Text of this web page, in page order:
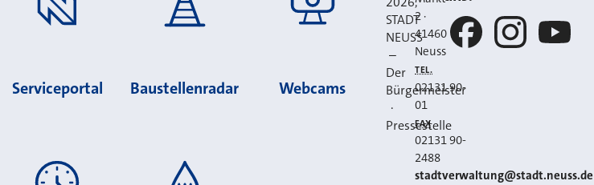
Serviceportal Baustellenradar Webcams
STADT
NEUSS
–
Der
Bürgermeister
·
Pressestelle
2 ·
41460
Neuss
TEL.
02131 90-
01
FAX
02131 90-
2488
E-MAIL
stadtverwaltung@stadt.neuss.de